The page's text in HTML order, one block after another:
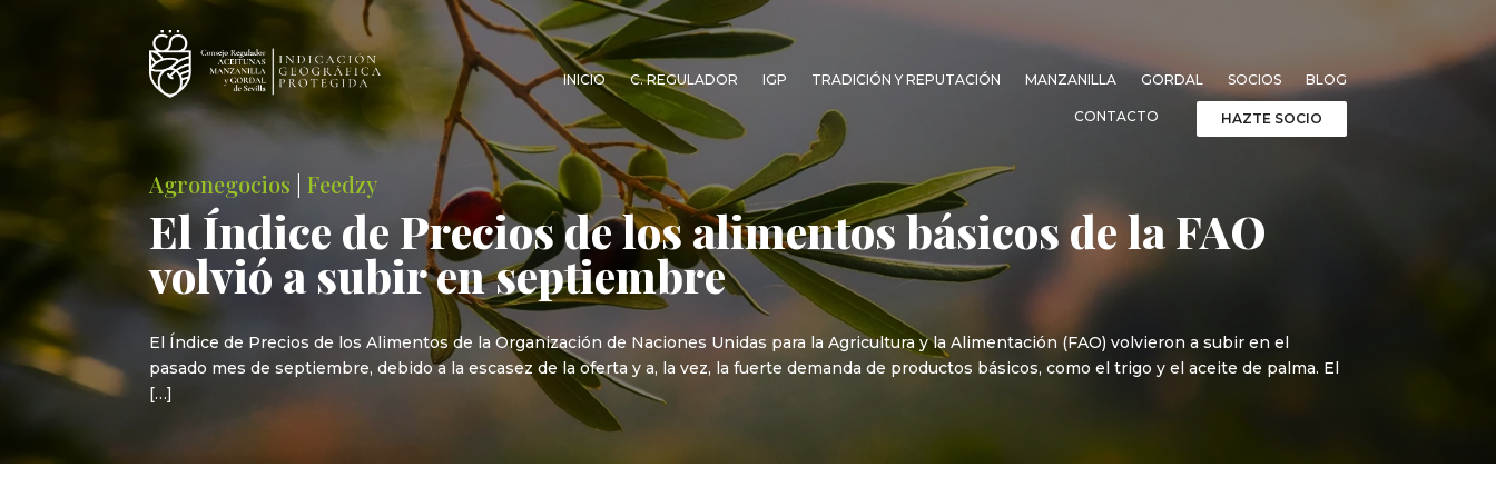
INICIO C. REGULADOR IGP TRADICIÓN Y REPUTACIÓN MANZANILLA GORDAL SOCIOS BLOG
CONTACTO HAZTE SOCIO
Agronegocios |Feedzy
El Índice de Precios de los alimentos básicos de la FAO
volvió a subir en septiembre
El Índice de Precios de los Alimentos de la Organización de Naciones Unidas para la Agricultura y la Alimentación (FAO) volvieron a subir en el
pasado mes de septiembre, debido a la escasez de la oferta y a, la vez, la fuerte demanda de productos básicos, como el trigo y el aceite de palma. El
[…]